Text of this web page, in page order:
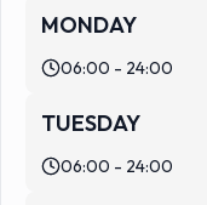
MONDAY
06:00 - 24:00
TUESDAY
06:00 - 24:00